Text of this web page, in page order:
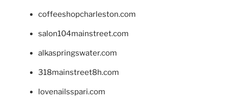
coffeeshopcharleston.com
salon104mainstreet.com
alkaspringswater.com
318mainstreet8h.com
lovenailsspari.com